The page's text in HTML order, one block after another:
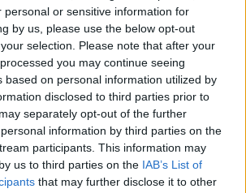
personal or sensitive information for
by us, please use the below opt-out
selection. Please note that after your
you may continue seeing
based on personal information utilized by
disclosed to third parties prior to
separately opt-out of the further
information by third parties on the
participants. This information may
us to third parties on the IAB’s List of
that may further disclose it to other
0